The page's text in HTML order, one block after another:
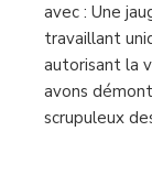
avec : Une
travaillant
autorisant la
avons
scrupuleux